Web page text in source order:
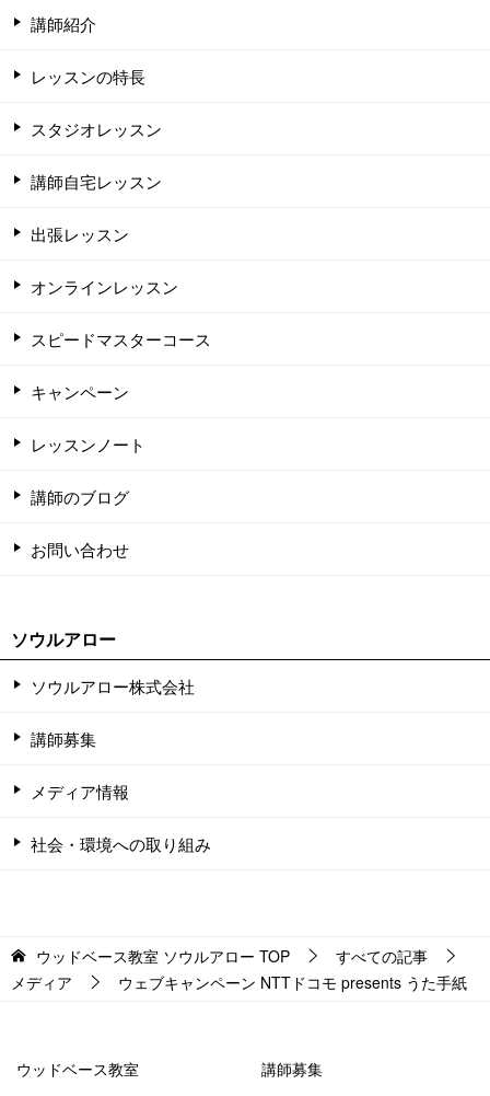
講師紹介
レッスンの特長
スタジオレッスン
講師自宅レッスン
出張レッスン
オンラインレッスン
スピードマスターコース
キャンペーン
レッスンノート
講師のブログ
お問い合わせ
ソウルアロー
ソウルアロー株式会社
講師募集
メディア情報
社会・環境への取り組み
ウッドベース教室 ソウルアロー TOP
すべての記事
メディア
ウェブキャンペーン NTTドコモ presents うた手紙
ウッドベース教室 講師募集